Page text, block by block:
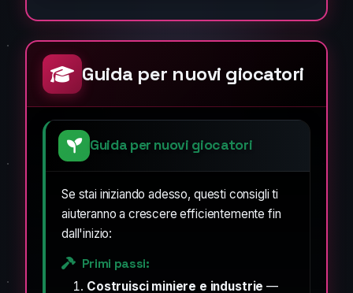
Guida per nuovi giocatori
Guida per nuovi giocatori
Se stai iniziando adesso, questi consigli ti
aiuteranno a crescere efficientemente fin
dall'inizio:
Primi passi:
Costruisci miniere e industrie —